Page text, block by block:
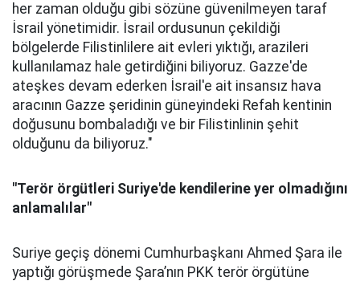
her zaman olduğu gibi sözüne güvenilmeyen taraf
İsrail yönetimidir. İsrail ordusunun çekildiği
bölgelerde Filistinlilere ait evleri yıktığı, arazileri
kullanılamaz hale getirdiğini biliyoruz. Gazze'de
ateşkes devam ederken İsrail'e ait insansız hava
aracının Gazze şeridinin güneyindeki Refah kentinin
doğusunu bombaladığı ve bir Filistinlinin şehit
olduğunu da biliyoruz."
"Terör örgütleri Suriye'de kendilerine yer olmadığını
anlamalılar"
Suriye geçiş dönemi Cumhurbaşkanı Ahmed Şara ile
yaptığı görüşmede Şara’nın PKK terör örgütüne